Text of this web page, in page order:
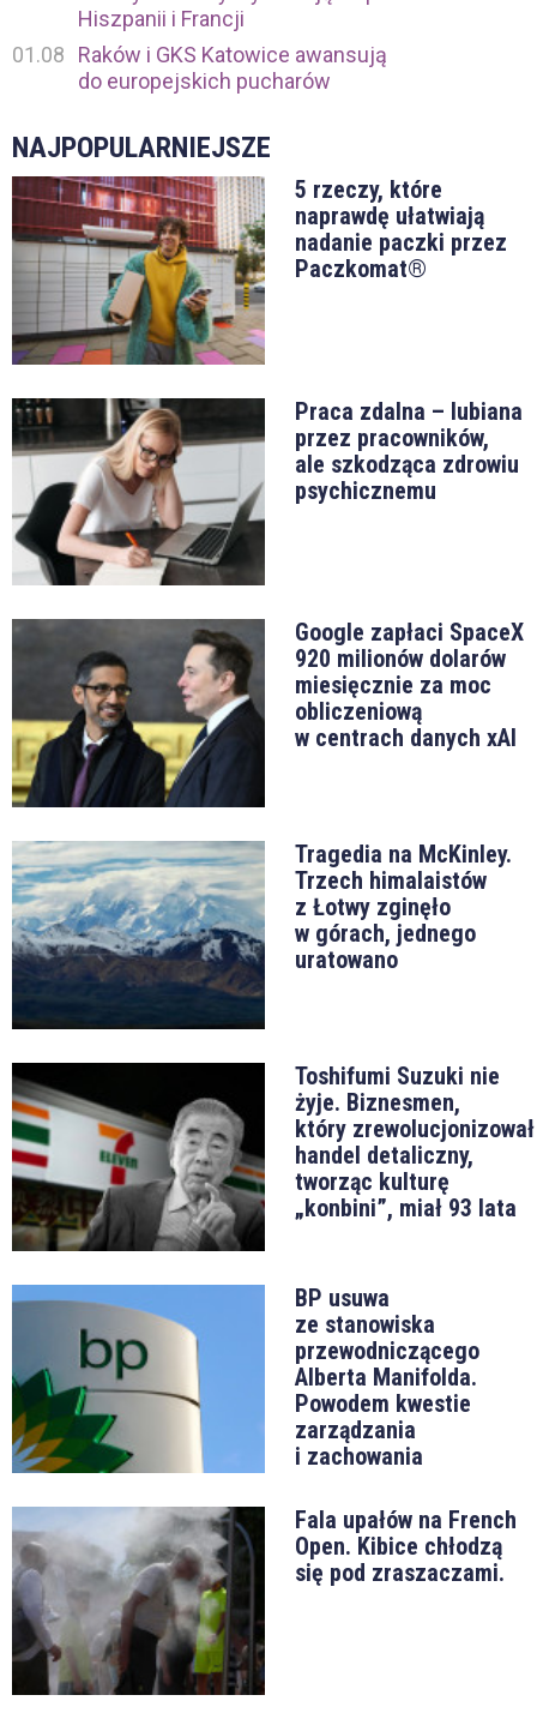
Hiszpanii i Francji
01.08
Raków i GKS Katowice awansują
do europejskich pucharów
NAJPOPULARNIEJSZE
5 rzeczy, które
naprawdę ułatwiają
nadanie paczki przez
Paczkomat®
Praca zdalna – lubiana
przez pracowników,
ale szkodząca zdrowiu
psychicznemu
Google zapłaci SpaceX
920 milionów dolarów
miesięcznie za moc
obliczeniową
w centrach danych xAI
Tragedia na McKinley.
Trzech himalaistów
z Łotwy zginęło
w górach, jednego
uratowano
Toshifumi Suzuki nie
żyje. Biznesmen,
który zrewolucjonizował
handel detaliczny,
tworząc kulturę
„konbini”, miał 93 lata
BP usuwa
ze stanowiska
przewodniczącego
Alberta Manifolda.
Powodem kwestie
zarządzania
i zachowania
Fala upałów na French
Open. Kibice chłodzą
się pod zraszaczami.